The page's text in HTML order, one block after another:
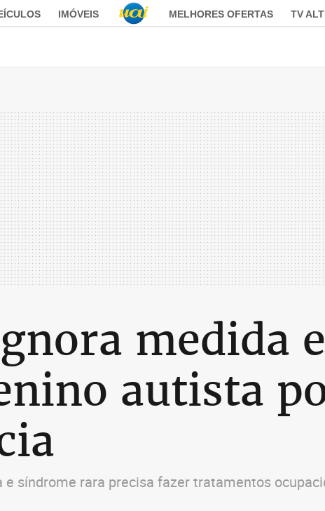
IMÓVEIS MELHORES OFERTAS TV
medida
autista
síndrome rara precisa fazer tratamentos